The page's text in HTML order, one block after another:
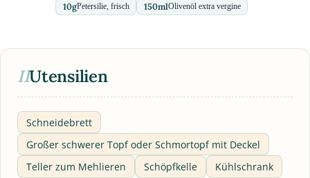
10gPetersilie, frisch 150mlOlivenöl extra vergine
IIUtensilien
Schneidebrett
Großer schwerer Topf oder Schmortopf mit Deckel
Teller zum Mehlieren
Schöpfkelle
Kühlschrank